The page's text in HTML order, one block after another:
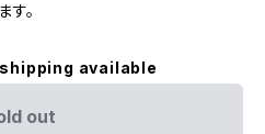
。
available
out